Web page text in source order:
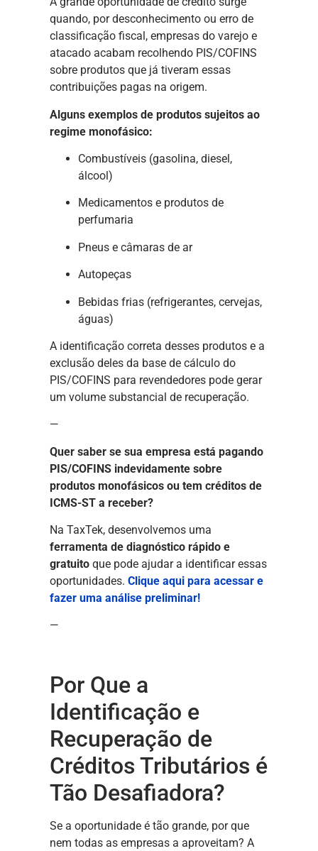
quando, por desconhecimento ou erro de
classificação fiscal, empresas do varejo e
atacado acabam recolhendo PIS/COFINS
sobre produtos que já tiveram essas
contribuições pagas na origem.
Alguns exemplos de produtos sujeitos ao
regime monofásico:
Combustíveis (gasolina, diesel,
álcool)
Medicamentos e produtos de
perfumaria
Pneus e câmaras de ar
Autopeças
Bebidas frias (refrigerantes, cervejas,
águas)
A identificação correta desses produtos e a
exclusão deles da base de cálculo do
PIS/COFINS para revendedores pode gerar
um volume substancial de recuperação.
—
Quer saber se sua empresa está pagando
PIS/COFINS indevidamente sobre
produtos monofásicos ou tem créditos de
ICMS-ST a receber?
Na TaxTek, desenvolvemos uma
ferramenta de diagnóstico rápido e
gratuito que pode ajudar a identificar essas
oportunidades. Clique aqui para acessar e
fazer uma análise preliminar!
—
Por Que a
Identificação e
Recuperação de
Créditos Tributários é
Tão Desafiadora?
Se a oportunidade é tão grande, por que
nem todas as empresas a aproveitam? A